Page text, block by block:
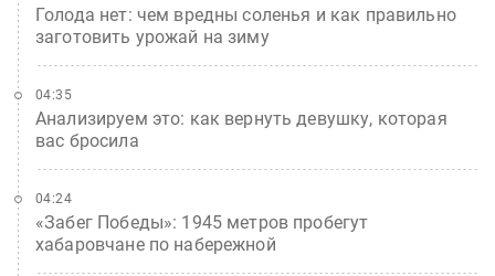
Голода нет: чем вредны соленья и как правильно
заготовить урожай на зиму
Анализируем это: как вернуть девушку, которая
вас бросила
04:35
«Забег Победы»: 1945 метров пробегут
хабаровчане по набережной
04:24